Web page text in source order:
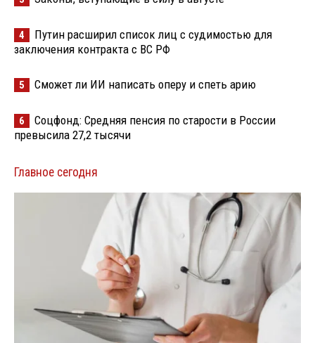
4
Путин расширил список лиц с судимостью для
заключения контракта с ВС РФ
5 Сможет ли ИИ написать оперу и спеть арию
6
Соцфонд: Средняя пенсия по старости в России
превысила 27,2 тысячи
Главное сегодня